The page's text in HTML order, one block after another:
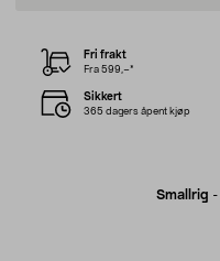
Smallrig -
Fri frakt
Fra 599,–*
Sikkert
365 dagers åpent kjøp